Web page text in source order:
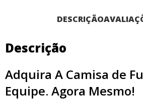
DESCRIÇÃO
Descrição
Adquira A Camisa de
Equipe. Agora Mesmo!